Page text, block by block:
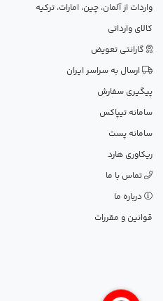
واردات از آلمان، چین، امارات، ترکیه
کالای وارداتی
گارانتی تعویض
ارسال به سراسر ایران
پیگیری سفارش
سامانه تیپاکس
سامانه پست
ریکاوری هارد
تماس با ما
درباره ما
قوانین و مقررات